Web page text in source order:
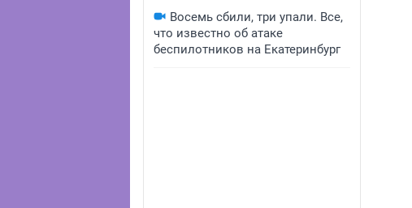
Восемь сбили, три упали. Все,
что известно об атаке
беспилотников на Екатеринбург